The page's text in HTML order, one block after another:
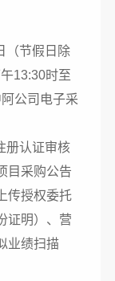
（节假日除
13:30时至
公司电子采
册认证审核
目采购公告
传授权委托
证明）、营
业绩扫描